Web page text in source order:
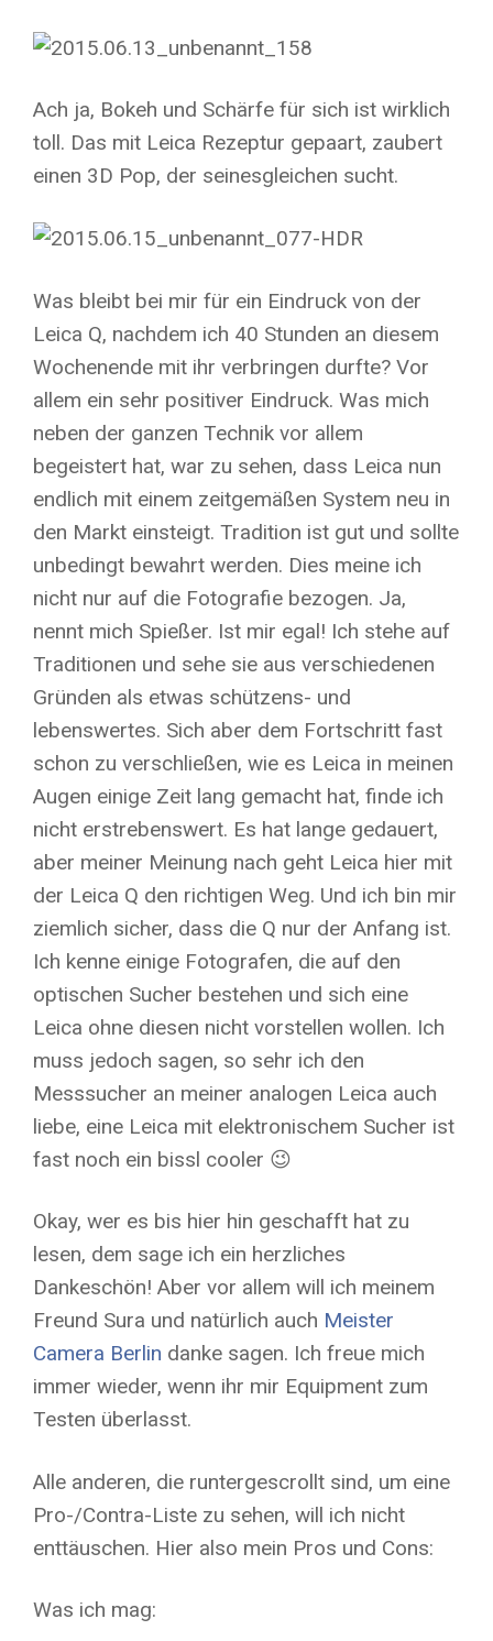
Ach ja, Bokeh und Schärfe für sich ist wirklich
toll. Das mit Leica Rezeptur gepaart, zaubert
einen 3D Pop, der seinesgleichen sucht.
Was bleibt bei mir für ein Eindruck von der
Leica Q, nachdem ich 40 Stunden an diesem
Wochenende mit ihr verbringen durfte? Vor
allem ein sehr positiver Eindruck. Was mich
neben der ganzen Technik vor allem
begeistert hat, war zu sehen, dass Leica nun
endlich mit einem zeitgemäßen System neu in
den Markt einsteigt. Tradition ist gut und sollte
unbedingt bewahrt werden. Dies meine ich
nicht nur auf die Fotografie bezogen. Ja,
nennt mich Spießer. Ist mir egal! Ich stehe auf
Traditionen und sehe sie aus verschiedenen
Gründen als etwas schützens- und
lebenswertes. Sich aber dem Fortschritt fast
schon zu verschließen, wie es Leica in meinen
Augen einige Zeit lang gemacht hat, finde ich
nicht erstrebenswert. Es hat lange gedauert,
aber meiner Meinung nach geht Leica hier mit
der Leica Q den richtigen Weg. Und ich bin mir
ziemlich sicher, dass die Q nur der Anfang ist.
Ich kenne einige Fotografen, die auf den
optischen Sucher bestehen und sich eine
Leica ohne diesen nicht vorstellen wollen. Ich
muss jedoch sagen, so sehr ich den
Messsucher an meiner analogen Leica auch
liebe, eine Leica mit elektronischem Sucher ist
fast noch ein bissl cooler 😉
Okay, wer es bis hier hin geschafft hat zu
lesen, dem sage ich ein herzliches
Dankeschön! Aber vor allem will ich meinem
Freund Sura und natürlich auch Meister
Camera Berlin danke sagen. Ich freue mich
immer wieder, wenn ihr mir Equipment zum
Testen überlasst.
Alle anderen, die runtergescrollt sind, um eine
Pro-/Contra-Liste zu sehen, will ich nicht
enttäuschen. Hier also mein Pros und Cons:
Was ich mag: